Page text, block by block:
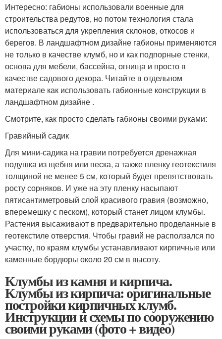
Интересно: габионы использовали военные для
строительства редутов, но потом технология стала
использоваться для укрепления склонов, откосов и
берегов. В ландшафтном дизайне габионы применяются
не только в качестве клумб, но и как подпорные стенки,
основа для мебели, бассейна, огнища и просто в
качестве садового декора. Читайте в отдельном
материале как использовать габионные конструкции в
ландшафтном дизайне .
Смотрите, как просто сделать габионы своими руками:
Гравийный садик
Для мини-садика на гравии потребуется дренажная
подушка из щебня или песка, а также пленку геотекстиля
толщиной не менее 5 см, который будет препятствовать
росту сорняков. И уже на эту пленку насыпают
пятисантиметровый слой красивого гравия (возможно,
вперемешку с песком), который станет лицом клумбы.
Растения высаживают в предварительно проделанные в
геотекстиле отверстия. Чтобы гравий не расползался по
участку, по краям клумбы устанавливают кирпичные или
каменные бордюры около 20 см в высоту.
Клумбы из камня и кирпича.
Клумбы из кирпича: оригинальные
постройки кирпичных клумб.
Инструкции и схемы по сооружению
своими руками (фото + видео)